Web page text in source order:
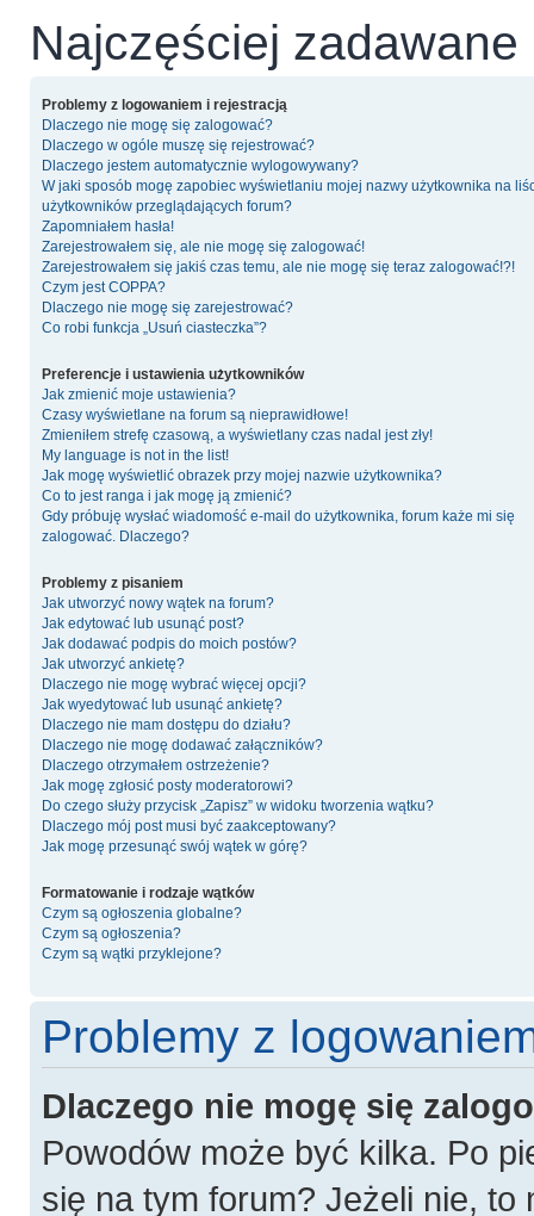
Najczęściej zadawane
Problemy z logowaniem i rejestracją
Dlaczego nie mogę się zalogować?
Dlaczego w ogóle muszę się rejestrować?
Dlaczego jestem automatycznie wylogowywany?
W jaki sposób mogę zapobiec wyświetlaniu mojej nazwy użytkownika na
użytkowników przeglądających forum?
Zapomniałem hasła!
Zarejestrowałem się, ale nie mogę się zalogować!
Zarejestrowałem się jakiś czas temu, ale nie mogę się teraz zalogować!?!
Czym jest COPPA?
Dlaczego nie mogę się zarejestrować?
Co robi funkcja „Usuń ciasteczka”?
Preferencje i ustawienia użytkowników
Jak zmienić moje ustawienia?
Czasy wyświetlane na forum są nieprawidłowe!
Zmieniłem strefę czasową, a wyświetlany czas nadal jest zły!
My language is not in the list!
Jak mogę wyświetlić obrazek przy mojej nazwie użytkownika?
Co to jest ranga i jak mogę ją zmienić?
Gdy próbuję wysłać wiadomość e-mail do użytkownika, forum każe mi się
zalogować. Dlaczego?
Problemy z pisaniem
Jak utworzyć nowy wątek na forum?
Jak edytować lub usunąć post?
Jak dodawać podpis do moich postów?
Jak utworzyć ankietę?
Dlaczego nie mogę wybrać więcej opcji?
Jak wyedytować lub usunąć ankietę?
Dlaczego nie mam dostępu do działu?
Dlaczego nie mogę dodawać załączników?
Dlaczego otrzymałem ostrzeżenie?
Jak mogę zgłosić posty moderatorowi?
Do czego służy przycisk „Zapisz” w widoku tworzenia wątku?
Dlaczego mój post musi być zaakceptowany?
Jak mogę przesunąć swój wątek w górę?
Formatowanie i rodzaje wątków
Czym są ogłoszenia globalne?
Czym są ogłoszenia?
Czym są wątki przyklejone?
Problemy z
Dlaczego nie mogę się
Powodów może być kilka. Po
się na tym forum? Jeżeli nie,